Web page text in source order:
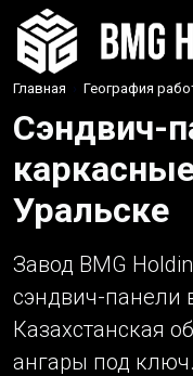
Главная › География
Сэндвич-
Уральске
Завод BMG
сэндвич-панели
Казахстанская
ангары под